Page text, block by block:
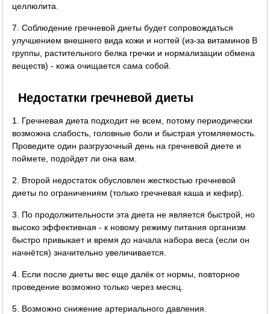
целлюлита.
7. Соблюдение гречневой диеты будет сопровождаться
улучшением внешнего вида кожи и ногтей (из-за витаминов B
группы, растительного белка гречки и нормализации обмена
веществ) - кожа очищается сама собой.
Недостатки гречневой диеты
1. Гречневая диета подходит не всем, потому периодически
возможна слабость, головные боли и быстрая утомляемость.
Проведите один разгрузочный день на гречневой диете и
поймете, подойдет ли она вам.
2. Второй недостаток обусловлен жесткостью гречневой
диеты по ограничениям (только гречневая каша и кефир).
3. По продолжительности эта диета не является быстрой, но
высоко эффективная - к новому режиму питания организм
быстро привыкает и время до начала набора веса (если он
начнётся) значительно увеличивается.
4. Если после диеты вес еще далёк от нормы, повторное
проведение возможно только через месяц.
5. Возможно снижение артериального давления.